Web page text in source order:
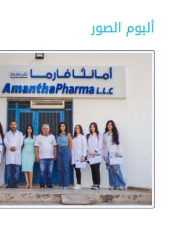
ألبوم الصور